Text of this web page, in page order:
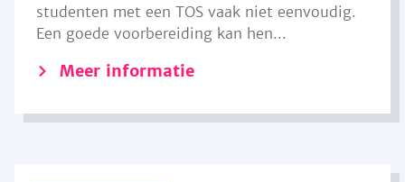
studenten met een TOS vaak niet eenvoudig.
Een goede voorbereiding kan hen...
Meer informatie